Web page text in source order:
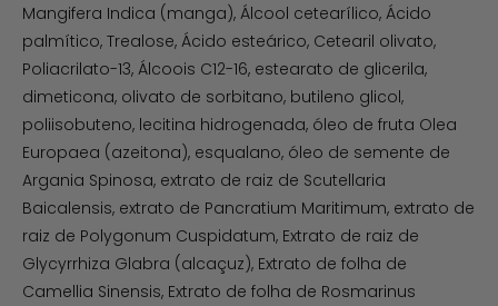
Mangifera Indica (manga), Álcool cetearílico, Ácido
palmítico, Trealose, Ácido esteárico, Cetearil olivato,
Poliacrilato-13, Álcoois C12-16, estearato de glicerila,
dimeticona, olivato de sorbitano, butileno glicol,
poliisobuteno, lecitina hidrogenada, óleo de fruta Olea
Europaea (azeitona), esqualano, óleo de semente de
Argania Spinosa, extrato de raiz de Scutellaria
Baicalensis, extrato de Pancratium Maritimum, extrato de
raiz de Polygonum Cuspidatum, Extrato de raiz de
Glycyrrhiza Glabra (alcaçuz), Extrato de folha de
Camellia Sinensis, Extrato de folha de Rosmarinus